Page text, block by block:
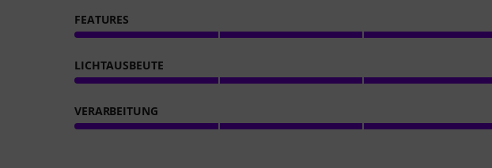
FEATURES
LICHTAUSBEUTE
VERARBEITUNG